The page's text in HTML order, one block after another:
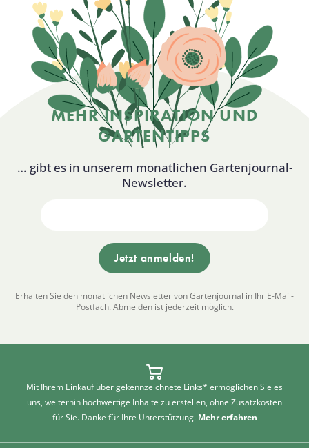
MEHR INSPIRATION UND
GARTENTIPPS
… gibt es in unserem monatlichen Gartenjournal-
Newsletter.
Erhalten Sie den monatlichen Newsletter von Gartenjournal in Ihr E-Mail-
Postfach. Abmelden ist jederzeit möglich.
Mit Ihrem Einkauf über gekennzeichnete Links* ermöglichen Sie es
uns, weiterhin hochwertige Inhalte zu erstellen, ohne Zusatzkosten
für Sie. Danke für Ihre Unterstützung. Mehr erfahren